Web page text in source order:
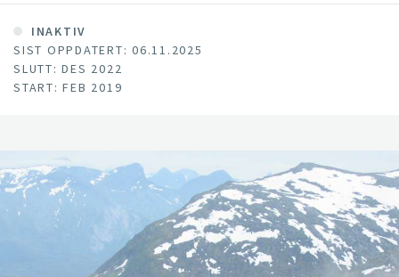
utfordringer i dag og i fremtiden. Er du reindriftsutøver og
har gode innspill til hva det bør forskes mer på er det bare å
ta kontakt med våre medarbeidere.
INAKTIV
SIST OPPDATERT: 06.11.2025
SLUTT: DES 2022
START: FEB 2019